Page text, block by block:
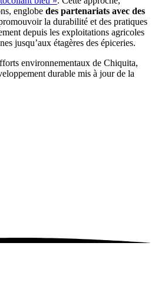
englobe des partenariats avec des
la durabilité et des pratiques
depuis les exploitations agricoles
jusqu’aux étagères des épiceries.
environnementaux de Chiquita,
durable mis à jour de la